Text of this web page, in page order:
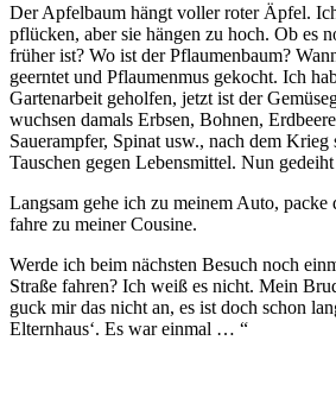
Der Apfelbaum hängt voller roter Äpfel.
pflücken, aber sie hängen zu hoch. Ob es
früher ist? Wo ist der Pflaumenbaum?
geerntet und Pflaumenmus gekocht. Ich
Gartenarbeit geholfen, jetzt ist der
wuchsen damals Erbsen, Bohnen,
Sauerampfer, Spinat usw., nach dem Krieg
Tauschen gegen Lebensmittel. Nun
Langsam gehe ich zu meinem Auto, packe
fahre zu meiner Cousine.
Werde ich beim nächsten Besuch noch
Straße fahren? Ich weiß es nicht. Mein
guck mir das nicht an, es ist doch schon
Elternhaus . Es war einmal …